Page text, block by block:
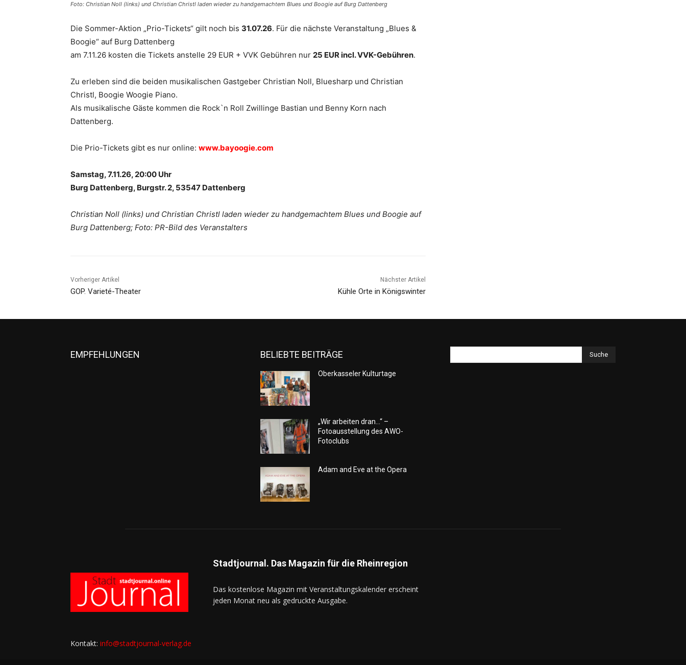
Foto: Christian Noll (links) und Christian Christl laden wieder zu handgemachtem Blues und Boogie auf Burg Dattenberg
Die Sommer-Aktion „Prio-Tickets“ gilt noch bis 31.07.26. Für die nächste Veranstaltung „Blues &
Boogie“ auf Burg Dattenberg
am 7.11.26 kosten die Tickets anstelle 29 EUR + VVK Gebühren nur 25 EUR incl. VVK-Gebühren.
Zu erleben sind die beiden musikalischen Gastgeber Christian Noll, Bluesharp und Christian
Christl, Boogie Woogie Piano.
Als musikalische Gäste kommen die Rock`n Roll Zwillinge Bastian und Benny Korn nach
Dattenberg.
Die Prio-Tickets gibt es nur online: www.bayoogie.com
Samstag, 7.11.26, 20:00 Uhr
Burg Dattenberg, Burgstr. 2, 53547 Dattenberg
Christian Noll (links) und Christian Christl laden wieder zu handgemachtem Blues und Boogie auf
Burg Dattenberg; Foto: PR-Bild des Veranstalters
Vorheriger Artikel
GOP. Varieté-Theater
Nächster Artikel
Kühle Orte in Königswinter
EMPFEHLUNGEN BELIEBTE BEITRÄGE
Oberkasseler Kulturtage
„Wir arbeiten dran…“ –
Fotoausstellung des AWO-
Fotoclubs
Adam and Eve at the Opera
Suche
Stadtjournal. Das Magazin für die Rheinregion
Das kostenlose Magazin mit Veranstaltungskalender erscheint
jeden Monat neu als gedruckte Ausgabe.
Kontakt: info@stadtjournal-verlag.de